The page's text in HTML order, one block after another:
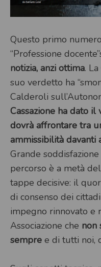
Questo primo
“Professione
notizia, anzi ottima.
suo verdetto ha
Calderoli
Cassazione ha dato
dovrà affrontare tra
ammissibilità davanti
Grande
percorso è a metà
tappe decisive: il
di consenso dei
impegno rinnovato e
Associazione che non
sempre e di tutti noi,